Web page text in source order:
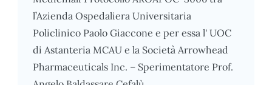
l’Azienda Ospedaliera Universitaria
Policlinico Paolo Giaccone e per essa l' UOC
di Astanteria MCAU e la Società Arrowhead
Pharmaceuticals Inc. – Sperimentatore Prof.